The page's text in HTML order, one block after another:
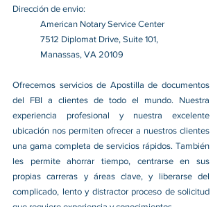
Dirección de envio:
American Notary Service Center
7512 Diplomat Drive, Suite 101,
Manassas, VA 20109
Ofrecemos servicios de Apostilla de documentos
del FBI a clientes de todo el mundo. Nuestra
experiencia profesional y nuestra excelente
ubicación nos permiten ofrecer a nuestros clientes
una gama completa de servicios rápidos. También
les permite ahorrar tiempo, centrarse en sus
propias carreras y áreas clave, y liberarse del
complicado, lento y distractor proceso de solicitud